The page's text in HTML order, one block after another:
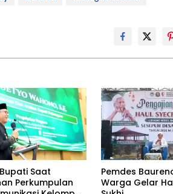
Saat
Perkumpulan
Pemdes
Warga Gelar